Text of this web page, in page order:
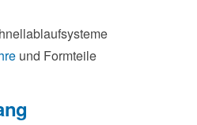
und Formteile